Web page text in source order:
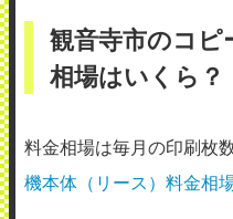
観音寺市のコピ
相場はいくら？
料金相場は毎月の印刷枚
機本体（リース）料金相